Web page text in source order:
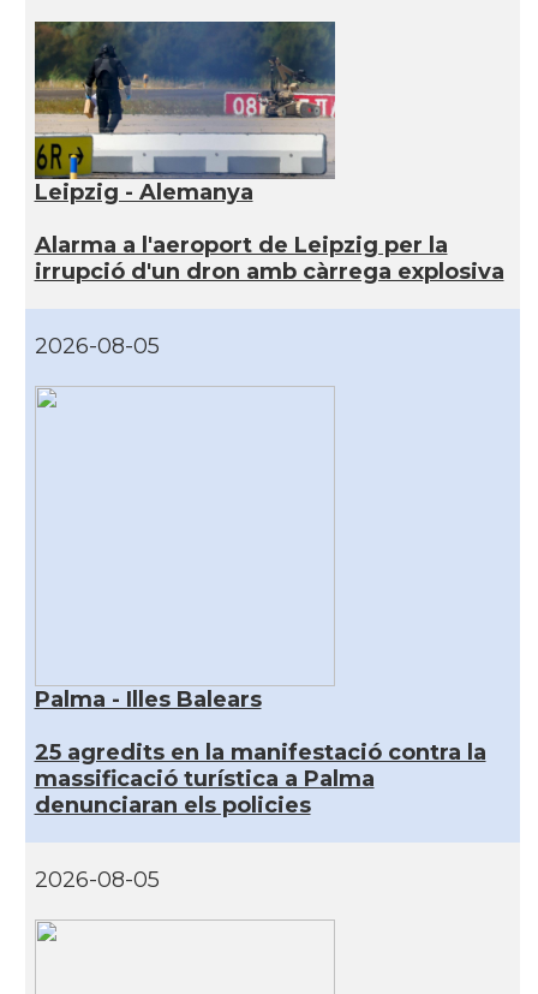
Leipzig - Alemanya
Alarma a l'aeroport de Leipzig per la
irrupció d'un dron amb càrrega explosiva
2026-08-05
Palma - Illes Balears
25 agredits en la manifestació contra la
massificació turística a Palma
denunciaran els policies
2026-08-05